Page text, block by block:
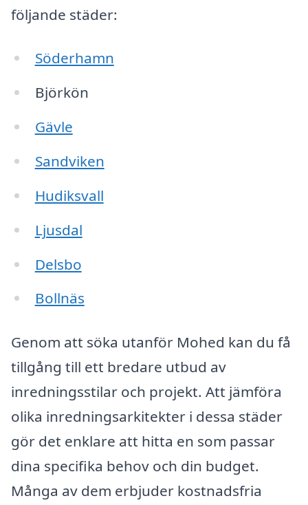
följande städer:
Söderhamn
Björkön
Gävle
Sandviken
Hudiksvall
Ljusdal
Delsbo
Bollnäs
Genom att söka utanför Mohed kan du få
tillgång till ett bredare utbud av
inredningsstilar och projekt. Att jämföra
olika inredningsarkitekter i dessa städer
gör det enklare att hitta en som passar
dina specifika behov och din budget.
Många av dem erbjuder kostnadsfria